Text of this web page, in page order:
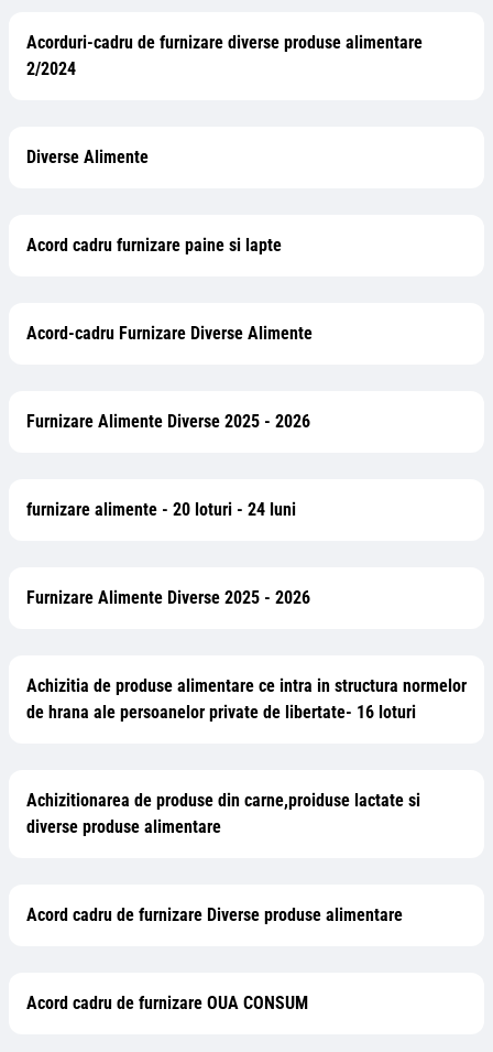
Acorduri-cadru de furnizare diverse produse alimentare
2/2024
Diverse Alimente
Acord cadru furnizare paine si lapte
Acord-cadru Furnizare Diverse Alimente
Furnizare Alimente Diverse 2025 - 2026
furnizare alimente - 20 loturi - 24 luni
Furnizare Alimente Diverse 2025 - 2026
Achizitia de produse alimentare ce intra in structura normelor
de hrana ale persoanelor private de libertate- 16 loturi
Achizitionarea de produse din carne,proiduse lactate si
diverse produse alimentare
Acord cadru de furnizare Diverse produse alimentare
Acord cadru de furnizare OUA CONSUM